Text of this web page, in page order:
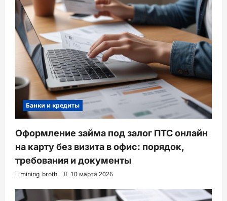
Банки и кредиты
Оформление займа под залог ПТС онлайн
на карту без визита в офис: порядок,
требования и документы
mining_broth 10 марта 2026